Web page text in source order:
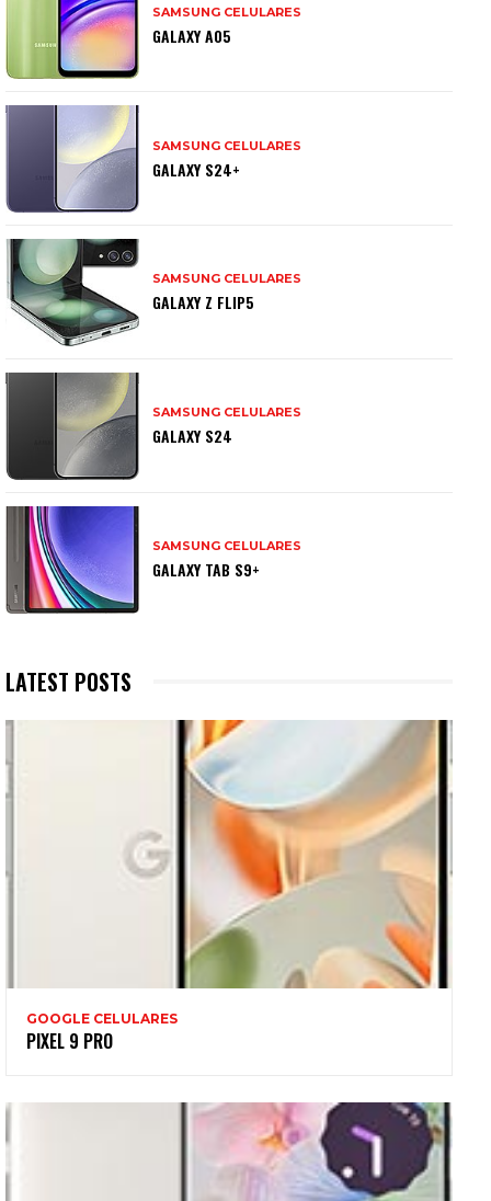
SAMSUNG CELULARES
GALAXY A05
SAMSUNG CELULARES
GALAXY S24+
SAMSUNG CELULARES
GALAXY Z FLIP5
SAMSUNG CELULARES
GALAXY S24
SAMSUNG CELULARES
GALAXY TAB S9+
LATEST POSTS
GOOGLE CELULARES
PIXEL 9 PRO